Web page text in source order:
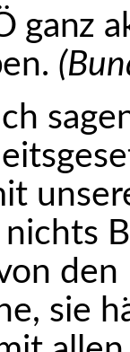
ganz
.
sie